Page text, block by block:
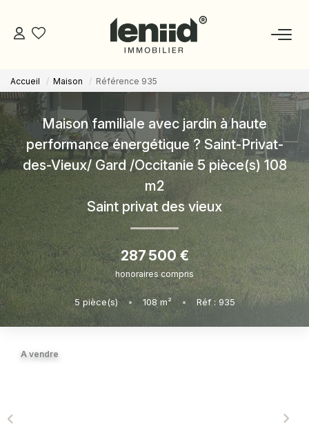
NOS BIENS
ESTIMATION
NOS CONSEILLERS
DEVENIR MANDATAIRE
ESPACE MANDATAIRE
GESTION
Accueil Maison Référence 935
Maison familiale avec jardin à haute
performance énergétique ? Saint-Privat-
des-Vieux/ Gard /Occitanie 5 pièce(s) 108
m2
Saint privat des vieux
287 500 €
honoraires compris
5pièce(s) • 108m² • Réf : 935
A vendre